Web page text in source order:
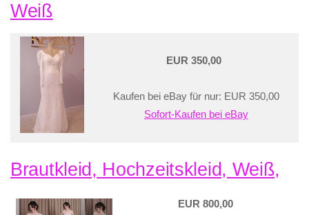
Weiß
EUR 350,00
Kaufen bei eBay für nur: EUR 350,00
Sofort-Kaufen bei eBay
Brautkleid, Hochzeitskleid, Weiß,
EUR 800,00